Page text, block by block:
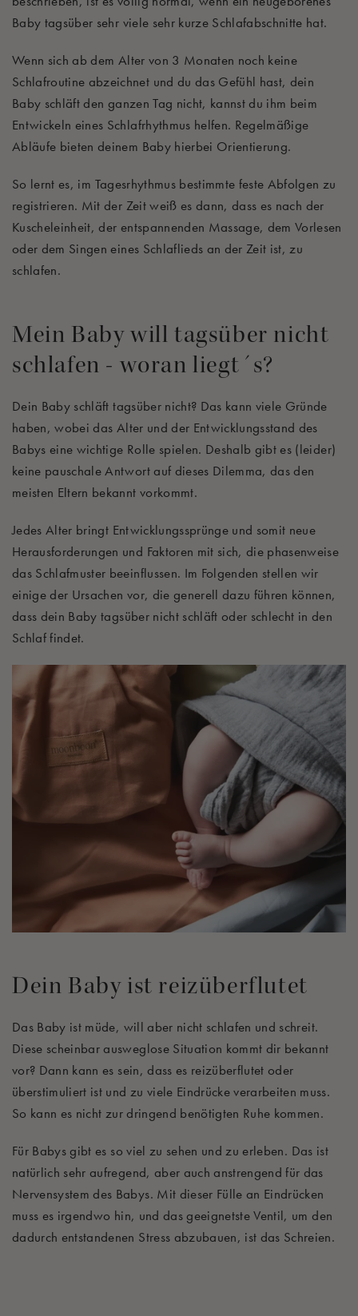
Baby tagsüber sehr viele sehr kurze Schlafabschnitte hat.
Wenn sich ab dem Alter von 3 Monaten noch keine
Schlafroutine abzeichnet und du das Gefühl hast, dein
Baby schläft den ganzen Tag nicht, kannst du ihm beim
Entwickeln eines Schlafrhythmus helfen. Regelmäßige
Abläufe bieten deinem Baby hierbei Orientierung.
So lernt es, im Tagesrhythmus bestimmte feste Abfolgen zu
registrieren. Mit der Zeit weiß es dann, dass es nach der
Kuscheleinheit, der entspannenden Massage, dem Vorlesen
oder dem Singen eines Schlaflieds an der Zeit ist, zu
schlafen.
Mein Baby will tagsüber nicht
schlafen - woran liegt´s?
Dein Baby schläft tagsüber nicht? Das kann viele Gründe
haben, wobei das Alter und der Entwicklungsstand des
Babys eine wichtige Rolle spielen. Deshalb gibt es (leider)
keine pauschale Antwort auf dieses Dilemma, das den
meisten Eltern bekannt vorkommt.
Jedes Alter bringt Entwicklungssprünge und somit neue
Herausforderungen und Faktoren mit sich, die phasenweise
das Schlafmuster beeinflussen. Im Folgenden stellen wir
einige der Ursachen vor, die generell dazu führen können,
dass dein Baby tagsüber nicht schläft oder schlecht in den
Schlaf findet.
Dein Baby ist reizüberflutet
Das Baby ist müde, will aber nicht schlafen und schreit.
Diese scheinbar ausweglose Situation kommt dir bekannt
vor? Dann kann es sein, dass es reizüberflutet oder
überstimuliert ist und zu viele Eindrücke verarbeiten muss.
So kann es nicht zur dringend benötigten Ruhe kommen.
Für Babys gibt es so viel zu sehen und zu erleben. Das ist
natürlich sehr aufregend, aber auch anstrengend für das
Nervensystem des Babys. Mit dieser Fülle an Eindrücken
muss es irgendwo hin, und das geeignetste Ventil, um den
dadurch entstandenen Stress abzubauen, ist das Schreien.